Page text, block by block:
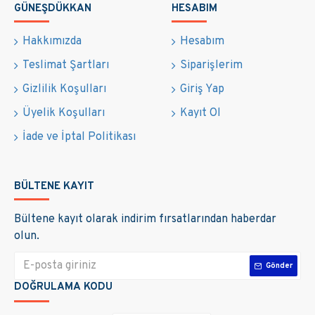
imkânı verir.
Neler Kullanabilir? (Desteklenen Cihazlar)
15 kW trifaze hibrit sistem, aşağıdaki cihaz ve sistemleri
aynı anda, sorunsuz biçimde çalıştırabilecek
kapasitededir:
Buzdolabı / derin dondurucu
Su ısıtıcısı / termosifon
Bilgisayar, televizyon, güvenlik kamerası
Endüstriyel motorlar ve kompresörler
Asansör ve hidrofor sistemleri
GÜNEŞDÜKKAN
Hakkımızda
Teslimat Şartları
Gizlilik Koşulları
Üyelik Koşulları
İade ve İptal Politikası
HESABIM
Hesabım
Siparişlerim
Giriş Yap
Kayıt Ol
BÜLTENE KAYIT
Bültene kayıt olarak indirim fırsatlarından haberdar
olun.
Gönder
DOĞRULAMA KODU